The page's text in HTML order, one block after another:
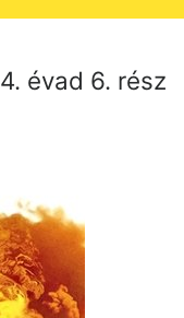
4. évad 6. rész